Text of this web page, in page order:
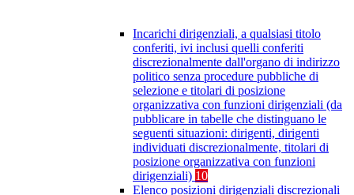
Incarichi dirigenziali, a qualsiasi titolo
conferiti, ivi inclusi quelli conferiti
discrezionalmente dall'organo di indirizzo
politico senza procedure pubbliche di
selezione e titolari di posizione
organizzativa con funzioni dirigenziali (da
pubblicare in tabelle che distinguano le
seguenti situazioni: dirigenti, dirigenti
individuati discrezionalmente, titolari di
posizione organizzativa con funzioni
dirigenziali) 10
Elenco posizioni dirigenziali discrezionali